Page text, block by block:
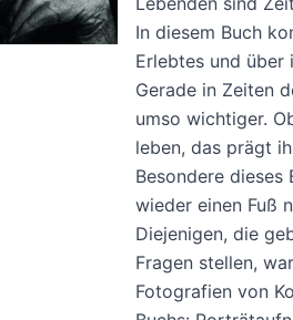
In diesem Buch
Erlebtes und über
Gerade in Zeiten
umso wichtiger.
leben, das prägt
Besondere dieses
wieder einen Fuß
Diejenigen, die
Fragen stellen,
Fotografien von